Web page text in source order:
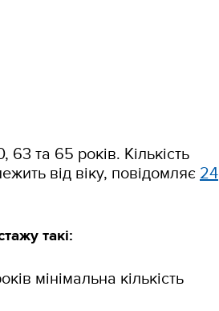
та 65 років. Кількість
від віку, повідомляє 24
такі:
мінімальна кількість